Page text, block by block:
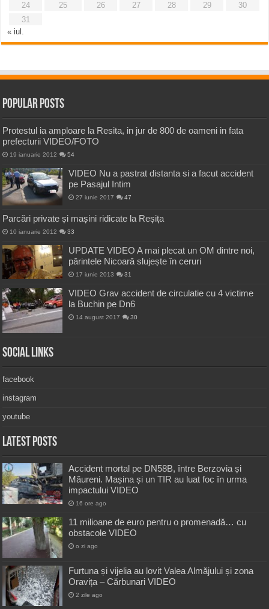
24
25 26 27 28 29
30
31
« iul.
Popular Posts
Protestul ia amploare la Resita, in jur de 800 de oameni in fata
prefecturii VIDEO/FOTO
19 ianuarie 2012 54
VIDEO Nu a pastrat distanta si a facut accident
pe Pasajul Intim
27 iunie 2017 47
Parcări private și mașini ridicate la Reșița
10 ianuarie 2012 33
UPDATE VIDEO A mai plecat un OM dintre noi,
părintele Nicoară slujește în ceruri
17 iunie 2013 31
VIDEO Grav accident de circulatie cu 4 victime
la Buchin pe Dn6
14 august 2017 30
Social Links
facebook
instagram
youtube
Latest Posts
Accident mortal pe DN58B, între Berzovia și
Măureni. Mașina și un TIR au luat foc în urma
impactului VIDEO
16 ore ago
11 milioane de euro pentru o promenadă… cu
obstacole VIDEO
o zi ago
Furtuna și vijelia au lovit Valea Almăjului și zona
Oravița – Cărbunari VIDEO
2 zile ago